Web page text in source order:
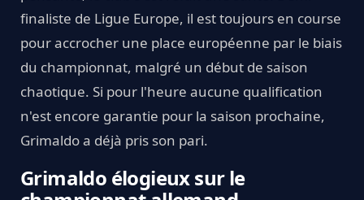
finaliste de Ligue Europe, il est toujours en course
pour accrocher une place européenne par le biais
du championnat, malgré un début de saison
chaotique. Si pour l'heure aucune qualification
n'est encore garantie pour la saison prochaine,
Grimaldo a déjà pris son pari.
Grimaldo élogieux sur le